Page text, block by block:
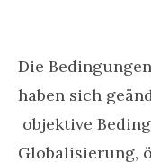
Die
haben sich
objektive
Globalisierung,